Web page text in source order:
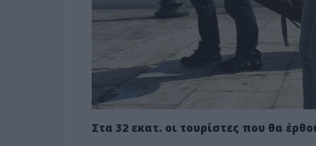
Στα 32 εκατ. οι τουρίστες που θα